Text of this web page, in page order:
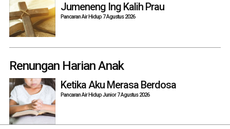
Jumeneng Ing Kalih Prau
Pancaran Air Hidup 7 Agustus 2026
Renungan Harian Anak
Ketika Aku Merasa Berdosa
Pancaran Air Hidup Junior 7 Agustus 2026